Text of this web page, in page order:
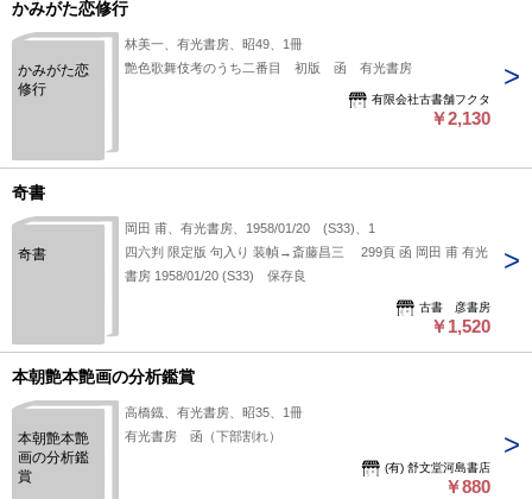
かみがた恋修行
かみがた恋
修行
林美一、有光書房、昭49、1冊
艶色歌舞伎考のうち二番目 初版 函 有光書房
有限会社古書舗フクタ
￥2,130
奇書
奇書
岡田 甫、有光書房、1958/01/20 (S33)、1
四六判 限定版 句入り 装幀→斎藤昌三 299頁 函 岡田 甫 有光
書房 1958/01/20 (S33) 保存良
古書 彦書房
￥1,520
本朝艶本艶画の分析鑑賞
本朝艶本艶
画の分析鑑
賞
高橋鐡、有光書房、昭35、1冊
有光書房 函（下部割れ）
(有) 舒文堂河島書店
￥880